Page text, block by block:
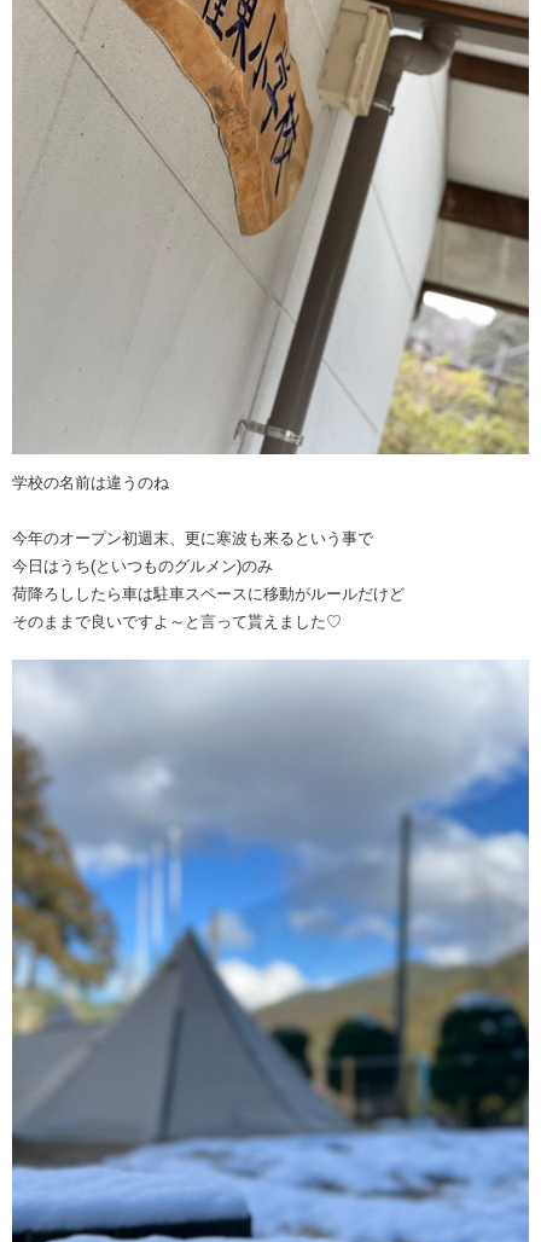
学校の名前は違うのね
今年のオープン初週末、更に寒波も来るという事で
今日はうち(といつものグルメン)のみ
荷降ろししたら車は駐車スペースに移動がルールだけど
そのままで良いですよ～と言って貰えました♡